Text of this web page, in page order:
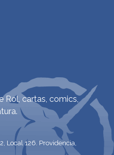
Rol, cartas, comics,
Local 126. Providencia,